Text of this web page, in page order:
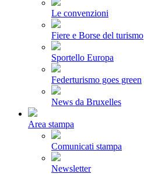
Le convenzioni
Fiere e Borse del turismo
Sportello Europa
Federturismo goes green
News da Bruxelles
Area stampa
Comunicati stampa
Newsletter